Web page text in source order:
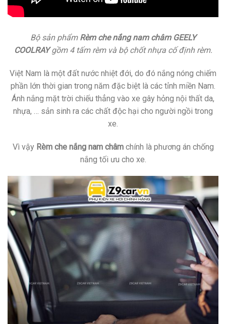
Bộ sản phẩm Rèm che nắng nam châm GEELY
COOLRAY gồm 4 tấm rèm và bộ chốt nhựa cố định rèm.
Việt Nam là một đất nước nhiệt đới, do đó nắng nóng chiếm
phần lớn thời gian trong năm đặc biệt là các tỉnh miền Nam.
Ánh nắng mặt trời chiếu thẳng vào xe gây hỏng nội thất da,
nhựa, … sản sinh ra các chất độc hại cho người ngồi trong
xe.
Vì vậy Rèm che nắng nam châmchính là phương án chống
nắng tối ưu cho xe.